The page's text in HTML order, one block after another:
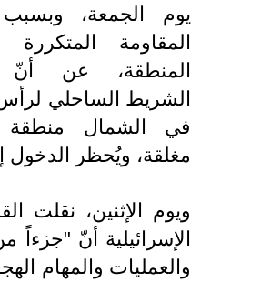
يوم الجمعة،
المقاومة
المنطقة، عن أنّ
الشريط الساحلي لرأس
في الشمال منطقة
مغلقة، ويُحظر الدخول
ويوم الإثنين، نقلت
الإسرائيلية أنّ
والعمليات والمهام